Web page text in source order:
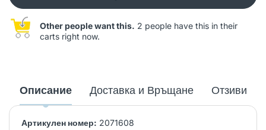
Other people want this. 2 people have this in their
carts right now.
Описание Доставка и Връщане Отзиви
Артикулен номер: 2071608